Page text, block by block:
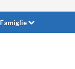
Famiglie